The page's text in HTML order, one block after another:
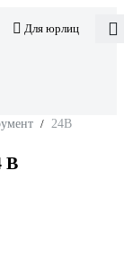
Для юрлиц
/ 24В
В